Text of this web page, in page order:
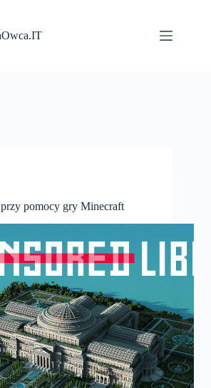
pomocy gry Minecraft